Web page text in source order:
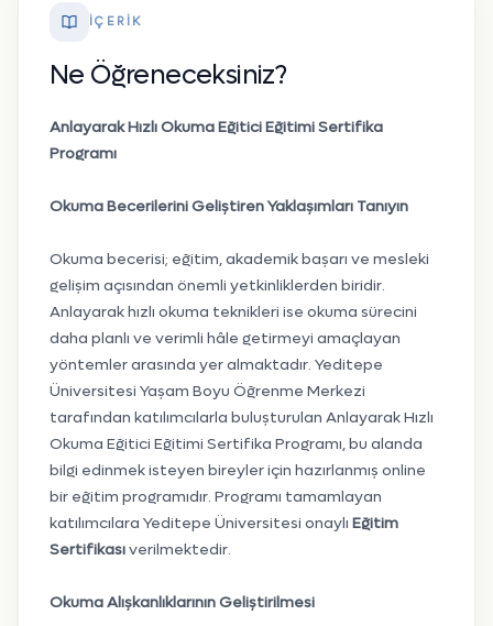
İÇERIK
Ne Öğreneceksiniz?
Anlayarak Hızlı Okuma Eğitici Eğitimi Sertifika
Programı
Okuma Becerilerini Geliştiren Yaklaşımları Tanıyın
Okuma becerisi; eğitim, akademik başarı ve mesleki
gelişim açısından önemli yetkinliklerden biridir.
Anlayarak hızlı okuma teknikleri ise okuma sürecini
daha planlı ve verimli hâle getirmeyi amaçlayan
yöntemler arasında yer almaktadır. Yeditepe
Üniversitesi Yaşam Boyu Öğrenme Merkezi
tarafından katılımcılarla buluşturulan Anlayarak Hızlı
Okuma Eğitici Eğitimi Sertifika Programı, bu alanda
bilgi edinmek isteyen bireyler için hazırlanmış online
bir eğitim programıdır. Programı tamamlayan
katılımcılara Yeditepe Üniversitesi onaylı Eğitim
Sertifikasıverilmektedir.
Okuma Alışkanlıklarının Geliştirilmesi